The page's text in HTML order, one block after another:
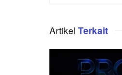
Artikel Terkait